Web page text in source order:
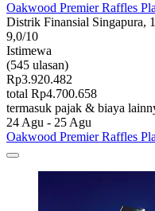
Oakwood Premier Raffles
Distrik Finansial Singapura,
9,0/10
Istimewa
(545 ulasan)
Rp3.920.482
total Rp4.700.658
termasuk pajak & biaya
24 Agu - 25 Agu
Oakwood Premier Raffles